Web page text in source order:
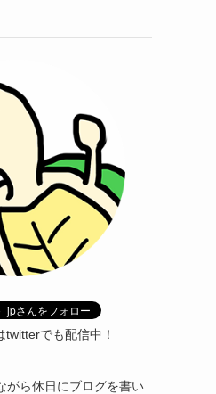
twitterでも配信中！
がら休日にブログを書い